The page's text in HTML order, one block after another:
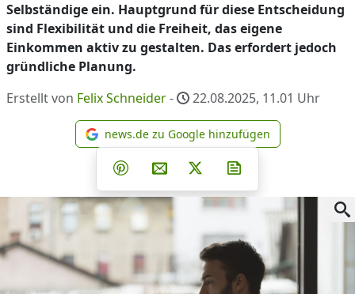
Selbständige ein. Hauptgrund für diese Entscheidung
sind Flexibilität und die Freiheit, das eigene
Einkommen aktiv zu gestalten. Das erfordert jedoch
gründliche Planung.
Erstellt von Felix Schneider- 22.08.2025, 11.01 Uhr
news.de zu Google
news.de zu Google hinzufügen
Teilen auf Facebook
Teilen auf Whatsapp
Teilen auf Telegram
Teilen auf Pinterest
Per E-Mail teilen
Post auf X